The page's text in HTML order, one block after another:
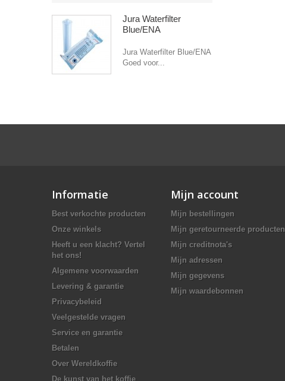
Jura Waterfilter
Blue/ENA
Jura Waterfilter Blue/ENA
Goed voor...
Informatie
Best verkochte producten
Onze winkels
Heeft u een klacht? Vertel
het ons!
Algemene voorwaarden
Levering & garantie
Privacybeleid
Veelgestelde vragen
Service en garantie
Betalen
Over Wereldkoffie
De kunst van het koffie
Mijn account
Mijn bestellingen
Mijn geretourneerde producten
Mijn creditnota's
Mijn adressen
Mijn gegevens
Mijn waardebonnen